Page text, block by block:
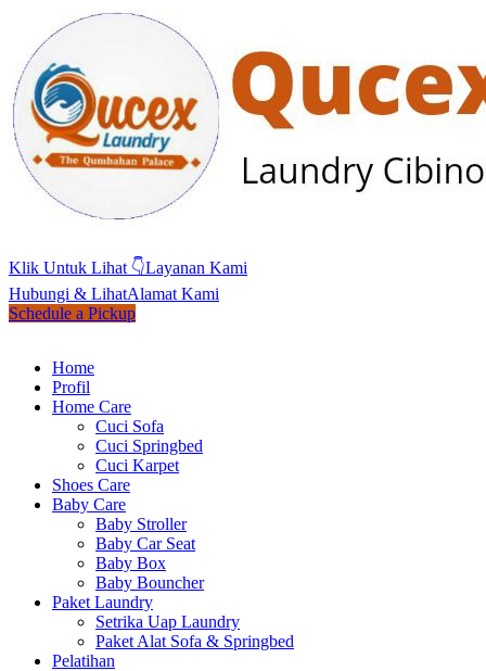
Klik Untuk Lihat 👇Layanan Kami
Hubungi & LihatAlamat Kami
Schedule a Pickup
Home
Profil
Home Care
Cuci Sofa
Cuci Springbed
Cuci Karpet
Shoes Care
Baby Care
Baby Stroller
Baby Car Seat
Baby Box
Baby Bouncher
Paket Laundry
Setrika Uap Laundry
Paket Alat Sofa & Springbed
Pelatihan